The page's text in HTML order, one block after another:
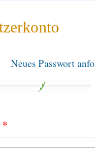
Neues Passwort
*
Inhalte